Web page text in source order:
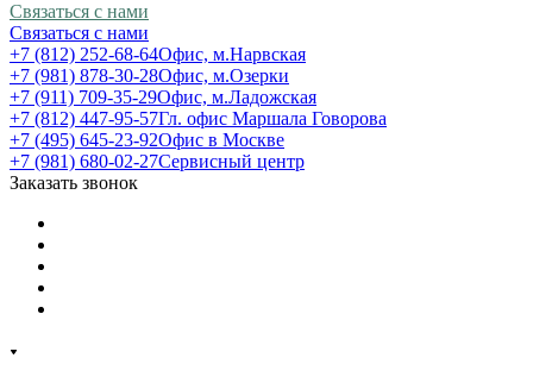
Связаться с нами
Связаться с нами
+7 (812) 252-68-64Офис, м.Нарвская
+7 (981) 878-30-28Офис, м.Озерки
+7 (911) 709-35-29Офис, м.Ладожская
+7 (812) 447-95-57Гл. офис Маршала Говорова
+7 (495) 645-23-92Офис в Москве
+7 (981) 680-02-27Сервисный центр
Заказать звонок